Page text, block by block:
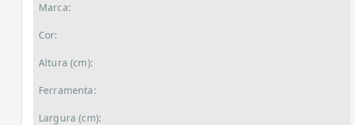
Marca:
Cor:
Altura (cm):
Ferramenta:
Largura (cm):